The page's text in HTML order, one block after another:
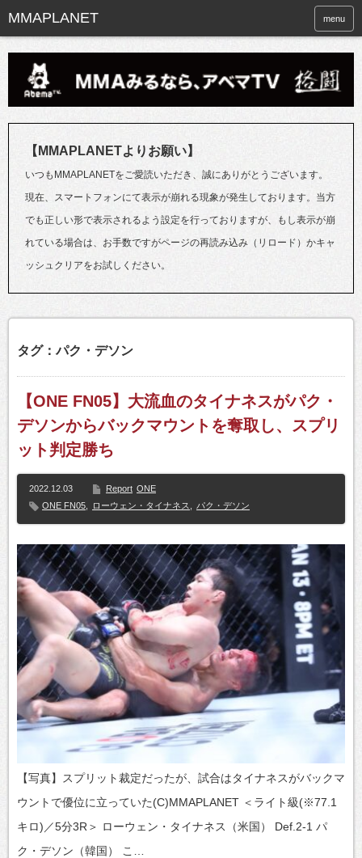
menu
【MMAPLANETよりお願い】
いつもMMAPLANETをご愛読いただき、誠にありがとうございます。
現在、スマートフォンにて表示が崩れる現象が発生しております。当方
でも正しい形で表示されるよう設定を行っておりますが、もし表示が崩
れている場合は、お手数ですがページの再読み込み（リロード）かキャ
ッシュクリアをお試しください。
タグ：パク・デソン
【ONE FN05】大流血のタイナネスがパク・
デソンからバックマウントを奪取し、スプリ
ット判定勝ち
2022.12.03 Report ONE
ONE FN05
ローウェン・タイナネス パク・デソン
【写真】スプリット裁定だったが、試合はタイナネスがバックマ
ウントで優位に立っていた(C)MMAPLANET ＜ライト級(※77.1
キロ)／5分3R＞ ローウェン・タイナネス（米国） Def.2-1 パ
ク・デソン（韓国） こ…